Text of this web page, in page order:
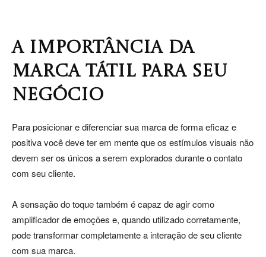
A IMPORTÂNCIA DA
MARCA TÁTIL PARA SEU
NEGÓCIO
Para posicionar e diferenciar sua marca de forma eficaz e
positiva você deve ter em mente que os estímulos visuais não
devem ser os únicos a serem explorados durante o contato
com seu cliente.
A sensação do toque também é capaz de agir como
amplificador de emoções e, quando utilizado corretamente,
pode transformar completamente a interação de seu cliente
com sua marca.